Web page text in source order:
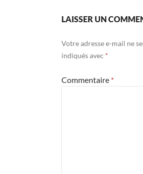
LAISSER UN
Votre adresse e-mail ne
indiqués avec *
Commentaire *